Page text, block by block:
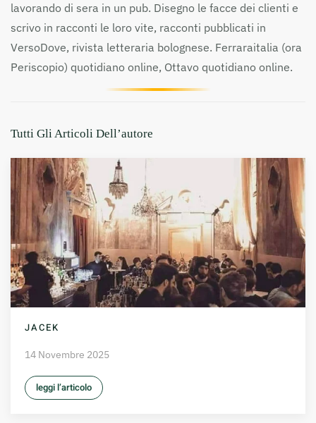
lavorando di sera in un pub. Disegno le facce dei clienti e
scrivo in racconti le loro vite, racconti pubblicati in
VersoDove, rivista letteraria bolognese. Ferraraitalia (ora
Periscopio) quotidiano online, Ottavo quotidiano online.
Tutti Gli Articoli Dell’autore
JACEK
14 Novembre 2025
leggi l’articolo